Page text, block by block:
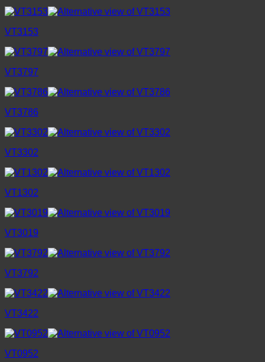
VT3153
VT3797
VT3786
VT3302
VT1302
VT3019
VT3792
VT3422
VT0952